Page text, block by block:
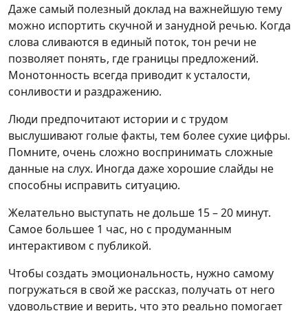
Даже самый полезный доклад на важнейшую тему
можно испортить скучной и занудной речью. Когда
слова сливаются в единый поток, тон речи не
позволяет понять, где границы предложений.
Монотонность всегда приводит к усталости,
сонливости и раздражению.
Люди предпочитают истории и с трудом
выслушивают голые факты, тем более сухие цифры.
Помните, очень сложно воспринимать сложные
данные на слух. Иногда даже хорошие слайды не
способны исправить ситуацию.
Желательно выступать не дольше 15 – 20 минут.
Самое большее 1 час, но с продуманным
интерактивом с публикой.
Чтобы создать эмоциональность, нужно самому
погружаться в свой же рассказ, получать от него
удовольствие и верить, что это реально помогает